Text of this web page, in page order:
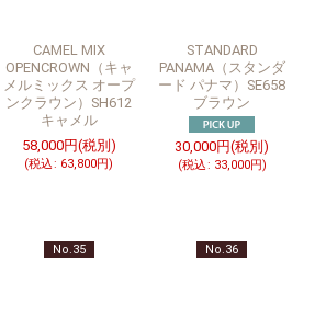
CAMEL MIX
OPENCROWN（キャ
メルミックス オープ
ンクラウン）SH612
キャメル
58,000円(税別)
(税込: 63,800円)
STANDARD
PANAMA（スタンダ
ード パナマ）SE658
ブラウン
30,000円(税別)
(税込: 33,000円)
No.35 No.36